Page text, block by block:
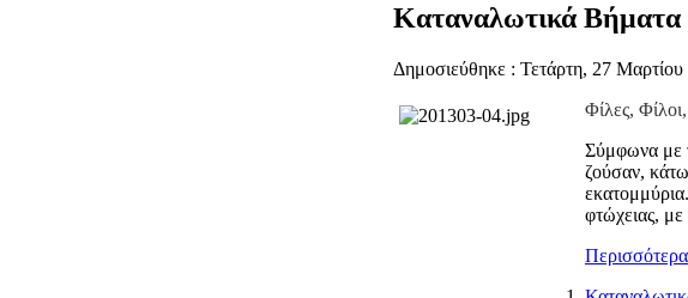
Καταναλωτικά Βήματα
Δημοσιεύθηκε : Τετάρτη, 27
Φίλες, Φίλοι,
Σύμφωνα με
ζούσαν,
φτώχειας,